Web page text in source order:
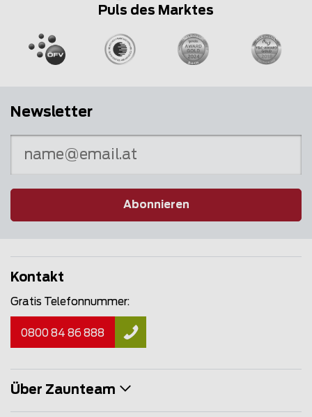
Puls des Marktes
Newsletter
Abonnieren
Kontakt
Gratis Telefonnummer:
0800 84 86 888
Über Zaunteam